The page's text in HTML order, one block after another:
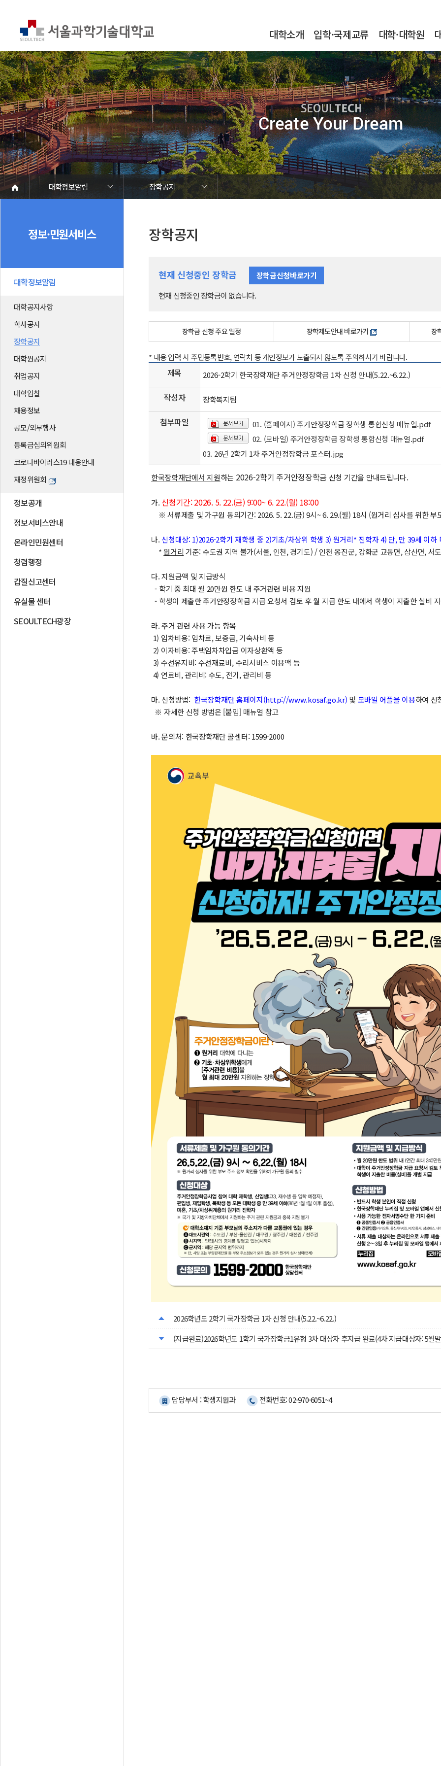
대학소개 입학·국제교류 대학·대학원
대학정보알림
대학정보알림
정보공개
정보서비스안내
온라인민원센터
청렴행정
갑질신고센터
유실물 센터
SEOULTECH광장
장학공지
대학공지사항
학사공지
장학공지
대학원공지
취업공지
대학입찰
채용정보
공모/외부행사
등록금심의위원회
코로나바이러스19 대응안내
재정위원회
정보·민원서비스
대학정보알림
대학공지사항
학사공지
장학공지
대학원공지
취업공지
대학입찰
채용정보
공모/외부행사
등록금심의위원회
코로나바이러스19 대응안내
재정위원회
정보공개
정보서비스안내
온라인민원센터
청렴행정
갑질신고센터
유실물 센터
SEOULTECH광장
장학공지
현재 신청중인 장학금
장학금신청바로가기
현재 신청중인 장학금이 없습니다.
장학금 신청 주요 일정 장학제도안내 바로가기 장
* 내용 입력 시 주민등록번호, 연락처 등 개인정보가 노출되지 않도록 주의하시기 바랍니다.
제목 2026-2학기 한국장학재단 주거안정장학금 1차 신청 안내(5.22.~6.22.)
작성자 장학복지팀
첨부파일
01. (홈페이지) 주거안정장학금 장학생 통합신청 매뉴얼.pdf
02. (모바일) 주거안정장학금 장학생 통합신청 매뉴얼.pdf
03. 26년 2학기 1차 주거안정장학금 포스터.jpg
한국장학재단에서 지원하는 2026-2학기 주거안정장학금 신청 기간을 안내드립니다.
가. 신청기간: 2026. 5. 22.(금) 9:00~ 6. 22.(월) 18:00
※ 서류제출 및 가구원 동의기간: 2026. 5. 22.(금) 9시~ 6. 29.(월) 18시 (원거리 심사를 위한 부
나. 신청대상: 1)2026-2학기 재학생 중 2)기초/차상위 학생 3) 원거리* 진학자 4) 단, 만 39세 이하
*원거리 기준: 수도권 지역 불가(서울, 인천, 경기도) / 인천 옹진군, 강화군 교동면, 삼산면, 서
다. 지원금액 및 지급방식
- 학기 중 최대 월 20만원 한도 내 주거관련 비용 지원
- 학생이 제출한 주거안정장학금 지급 요청서 검토 후 월 지급 한도 내에서 학생이 지출한 실비
라. 주거 관련 사용 가능 항목
1) 임차비용: 임차료, 보증금, 기숙사비 등
2) 이자비용: 주택임차차입금 이자상환액 등
3) 수선유지비: 수선재료비, 수리서비스 이용액 등
4) 연료비, 관리비: 수도, 전기, 관리비 등
마. 신청방법: 한국장학재단 홈페이지(http://www.kosaf.go.kr) 및 모바일 어플을 이용하여 신
※ 자세한 신청 방법은 [붙임] 매뉴얼 참고
바. 문의처: 한국장학재단 콜센터: 1599-2000
2026학년도 2학기 국가장학금 1차 신청 안내(5.22.~6.22.)
(지급완료)2026학년도 1학기 국가장학금1유형 3차 대상자 후지급 완료(4차 지급대상자: 5월
담당부서 : 학생지원과 전화번호: 02-970-6051~4